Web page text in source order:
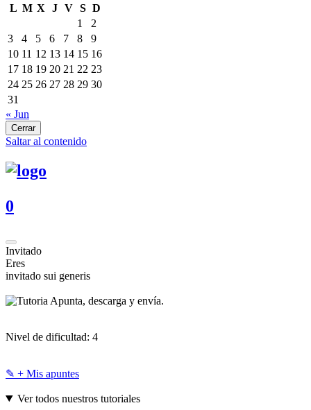
L M X J V S D
1
2
3
4 5 6 7 8
9
10 11 12 13 14 15 16
17 18 19 20 21 22 23
24 25 26 27 28 29 30
31
« Jun
Cerrar
Saltar al contenido
0
Invitado
Eres
invitado sui generis
Apunta, descarga y envía.
Nivel de dificultad: 4
✎ + Mis apuntes
Ver todos nuestros tutoriales